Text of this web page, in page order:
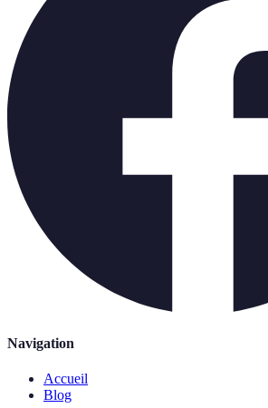
Navigation
Accueil
Blog